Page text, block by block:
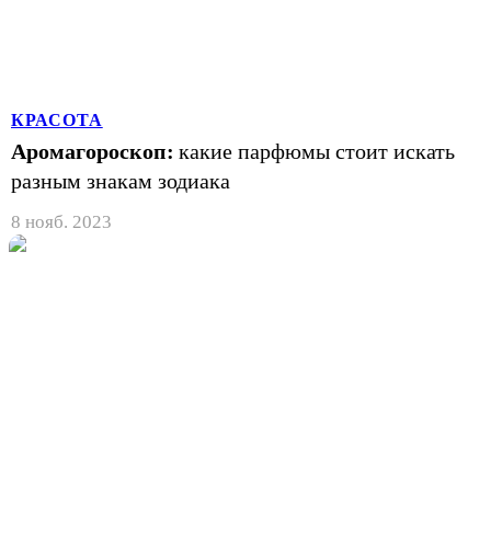
КРАСОТА
Аромагороскоп: какие парфюмы стоит искать
разным знакам зодиака
8 нояб. 2023